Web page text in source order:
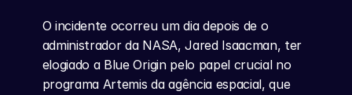
O incidente ocorreu um dia depois de o
administrador da NASA, Jared Isaacman, ter
elogiado a Blue Origin pelo papel crucial no
programa Artemis da agência espacial, que